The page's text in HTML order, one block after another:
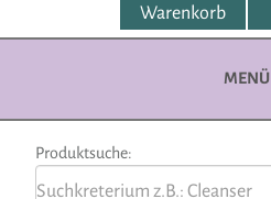
Warenkorb
MENÜ
Produktsuche: